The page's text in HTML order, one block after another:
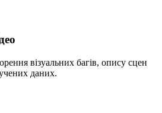
візуальних багів, опису сцен
даних.